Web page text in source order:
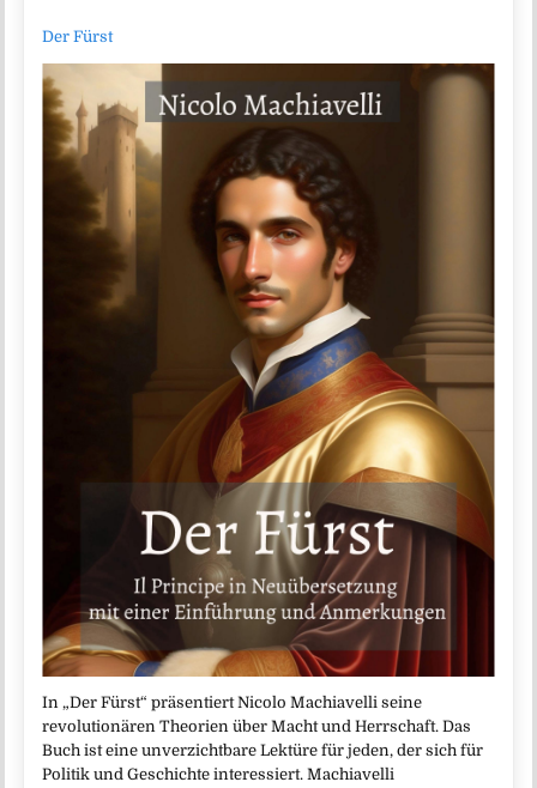
Der Fürst
In „Der Fürst“ präsentiert Nicolo Machiavelli seine
revolutionären Theorien über Macht und Herrschaft. Das
Buch ist eine unverzichtbare Lektüre für jeden, der sich für
Politik und Geschichte interessiert. Machiavelli